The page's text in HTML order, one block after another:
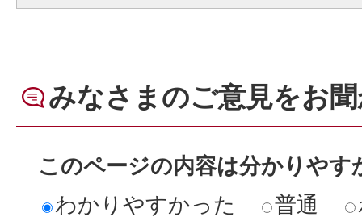
みなさまのご意見をお
このページの内容は分かりやす
わかりやすかった
普通